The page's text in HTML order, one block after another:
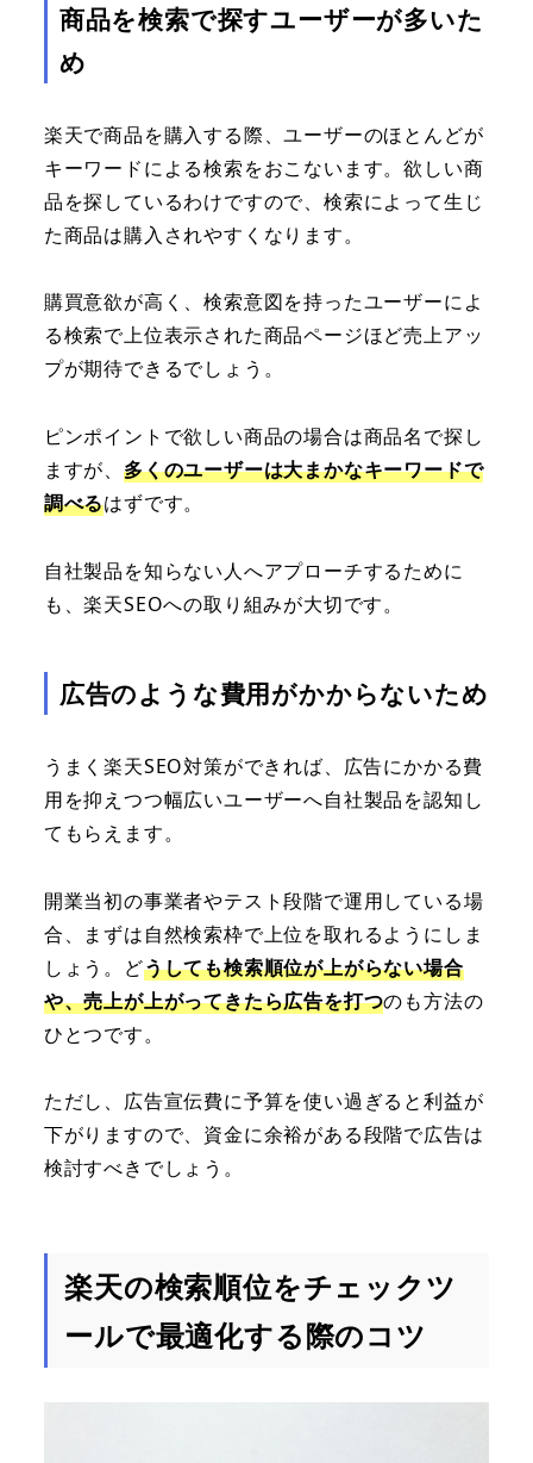
商品を検索で探すユーザーが多いた
め
楽天で商品を購入する際、ユーザーのほとんどが
キーワードによる検索をおこないます。欲しい商
品を探しているわけですので、検索によって生じ
た商品は購入されやすくなります。
購買意欲が高く、検索意図を持ったユーザーによ
る検索で上位表示された商品ページほど売上アッ
プが期待できるでしょう。
ピンポイントで欲しい商品の場合は商品名で探し
ますが、 多くのユーザーは大まかなキーワードで
調べるはずです。
自社製品を知らない人へアプローチするために
も、楽天SEOへの取り組みが大切です。
広告のような費用がかからないため
うまく楽天SEO対策ができれば、広告にかかる費
用を抑えつつ幅広いユーザーへ自社製品を認知し
てもらえます。
開業当初の事業者やテスト段階で運用している場
合、まずは自然検索枠で上位を取れるようにしま
しょう。どうしても検索順位が上がらない場合
や、売上が上がってきたら広告を打つのも方法の
ひとつです。
ただし、広告宣伝費に予算を使い過ぎると利益が
下がりますので、資金に余裕がある段階で広告は
検討すべきでしょう。
楽天の検索順位をチェックツ
ールで最適化する際のコツ